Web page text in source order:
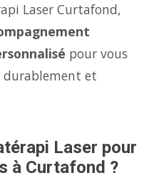
Laser Curtafond,
pour vous
durablement et
Laser pour
à Curtafond ?